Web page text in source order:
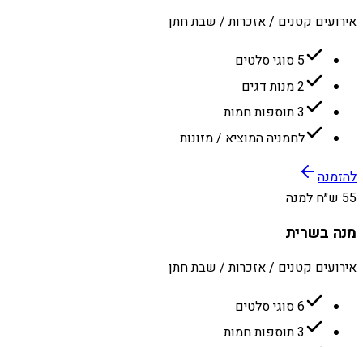
אירועים קטנים / אזכרות / שבת חתן
5 סוגי סלטים
2 מנות דגים
3 תוספות חמות
לחמניה המוציא / מזונות
להזמנה
55 ש״ח למנה
מנה בשרית
אירועים קטנים / אזכרות / שבת חתן
6 סוגי סלטים
3 תוספות חמות